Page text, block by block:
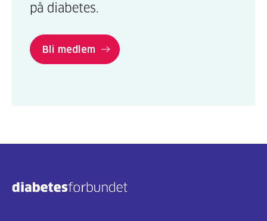
på diabetes.
Bli medlem